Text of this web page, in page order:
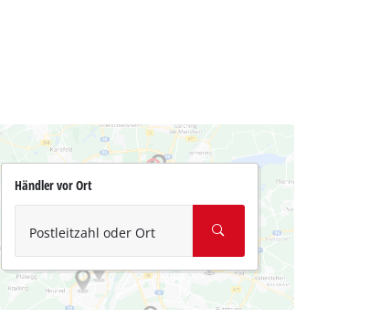
Händler vor Ort
Postleitzahl oder Ort